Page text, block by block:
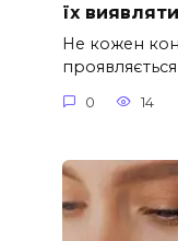
їх виявляти
Не кожен
0 14